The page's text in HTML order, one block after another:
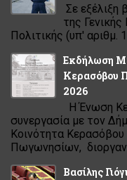
Σε εξέλιξη
της
Πολιτικής (υπ' αριθμ.
Εκδήλωση
Κερασόβου
2026
Η Ένωση
συνεργασία με τον
Κοινότητα
Πωγωνησίων,
Βασίλης